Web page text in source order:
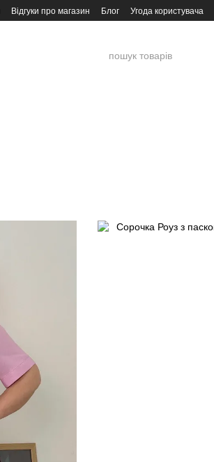
Відгуки про магазин Блог Угода користувача